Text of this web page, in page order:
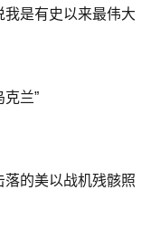
我是有史以来最伟大
克兰”
落的美以战机残骸照